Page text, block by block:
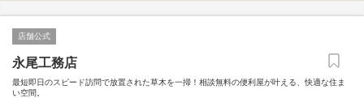
店舗公式
永尾工務店
最短即日のスピード訪問で放置された草木を一掃！相談無料の便利屋が叶える、快適な住ま
い空間。